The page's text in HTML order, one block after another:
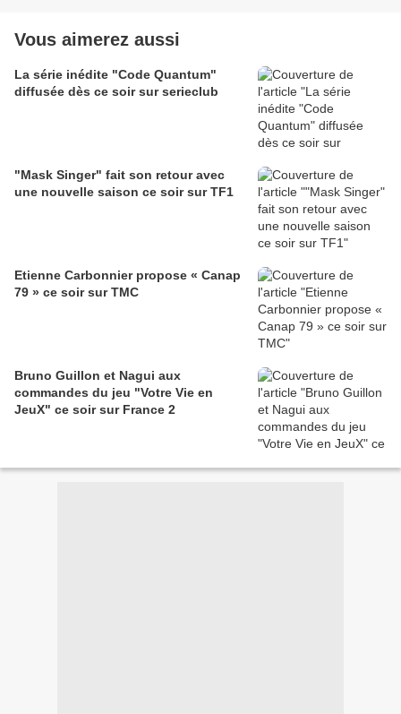
Vous aimerez aussi
La série inédite "Code Quantum"
diffusée dès ce soir sur serieclub
"Mask Singer" fait son retour avec
une nouvelle saison ce soir sur TF1
Etienne Carbonnier propose « Canap
79 » ce soir sur TMC
Bruno Guillon et Nagui aux
commandes du jeu "Votre Vie en
JeuX" ce soir sur France 2